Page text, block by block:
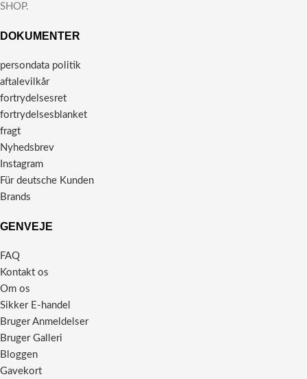
SHOP.
DOKUMENTER
persondata politik
aftalevilkår
fortrydelsesret
fortrydelsesblanket
fragt
Nyhedsbrev
Instagram
Für deutsche Kunden
Brands
GENVEJE
FAQ
Kontakt os
Om os
Sikker E-handel
Bruger Anmeldelser
Bruger Galleri
Bloggen
Gavekort